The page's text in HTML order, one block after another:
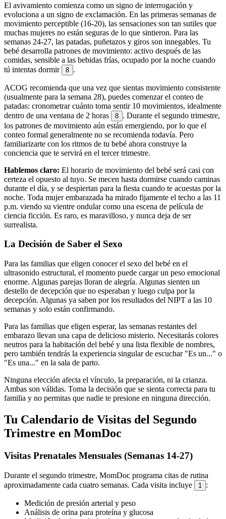
El avivamiento comienza como un signo de interrogación y
evoluciona a un signo de exclamación. En las primeras semanas de
movimiento perceptible (16-20), las sensaciones son tan sutiles que
muchas mujeres no están seguras de lo que sintieron. Para las
semanas 24-27, las patadas, puñetazos y giros son innegables. Tu
bebé desarrolla patrones de movimiento: activo después de las
comidas, sensible a las bebidas frías, ocupado por la noche cuando
tú intentas dormir
8 .
ACOG recomienda que una vez que sientas movimiento consistente
(usualmente para la semana 28), puedes comenzar el conteo de
patadas: cronometrar cuánto toma sentir 10 movimientos, idealmente
dentro de una ventana de 2 horas
8 . Durante el segundo trimestre,
los patrones de movimiento aún están emergiendo, por lo que el
conteo formal generalmente no se recomienda todavía. Pero
familiarizarte con los ritmos de tu bebé ahora construye la
conciencia que te servirá en el tercer trimestre.
Hablemos claro: El horario de movimiento del bebé será casi con
certeza el opuesto al tuyo. Se mecen hasta dormirse cuando caminas
durante el día, y se despiertan para la fiesta cuando te acuestas por la
noche. Toda mujer embarazada ha mirado fijamente el techo a las 11
p.m. viendo su vientre ondular como una escena de película de
ciencia ficción. Es raro, es maravilloso, y nunca deja de ser
surrealista.
La Decisión de Saber el Sexo
Para las familias que eligen conocer el sexo del bebé en el
ultrasonido estructural, el momento puede cargar un peso emocional
enorme. Algunas parejas lloran de alegría. Algunas sienten un
destello de decepción que no esperaban y luego culpa por la
decepción. Algunas ya saben por los resultados del NIPT a las 10
semanas y solo están confirmando.
Para las familias que eligen esperar, las semanas restantes del
embarazo llevan una capa de delicioso misterio. Necesitarás colores
neutros para la habitación del bebé y una lista flexible de nombres,
pero también tendrás la experiencia singular de escuchar "Es un..." o
"Es una..." en la sala de parto.
Ninguna elección afecta el vínculo, la preparación, ni la crianza.
Ambas son válidas. Toma la decisión que se sienta correcta para tu
familia y no permitas que nadie te presione en ninguna dirección.
Tu Calendario de Visitas del Segundo
Trimestre en MomDoc
Visitas Prenatales Mensuales (Semanas 14-27)
Durante el segundo trimestre, MomDoc programa citas de rutina
aproximadamente cada cuatro semanas. Cada visita incluye
1 :
Medición de presión arterial y peso
Análisis de orina para proteína y glucosa